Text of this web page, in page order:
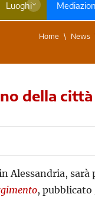
Luoghi
Home News
della
Alessandria,
, pubblicato